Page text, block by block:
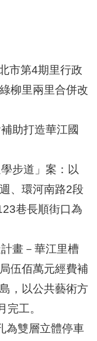
市第4期里行政
柳里兩里合併改
助打造華江國
步道」案：以
、環河南路2段
巷長順街口為
畫－華江里槽
伍佰萬元經費補
，以公共藝術方
工。
為雙層立體停車